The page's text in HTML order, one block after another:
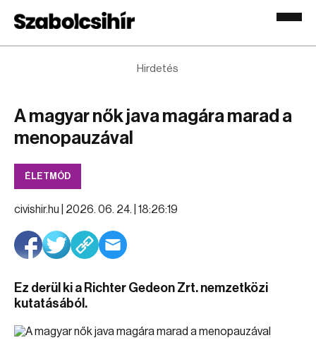
Hirdetés
A magyar nők java magára marad a
menopauzával
ÉLETMÓD
civishir.hu | 2026. 06. 24. | 18:26:19
Ez derül ki a Richter Gedeon Zrt. nemzetközi
kutatásából.